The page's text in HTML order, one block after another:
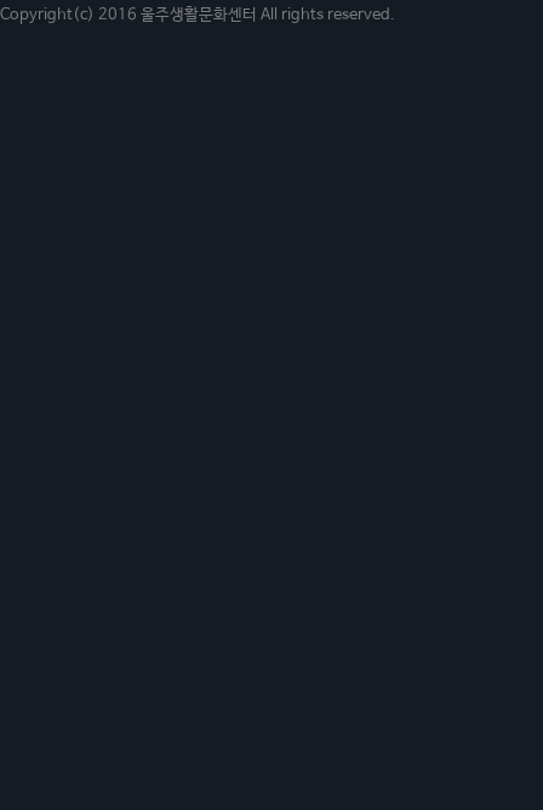
Copyright(c) 2016 울주생활문화센터 All rights reserved.